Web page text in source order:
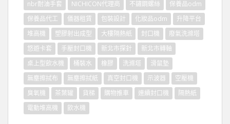
nbr耐油手套
NICHICON代理商 不鏽鋼螺絲
保養品odm
保養品代工
儀器租賃 包裝設計 化妝品odm
升降平台
堆高機
塑膠射出成型 大樓隔熱紙 封口機
廢氣洗滌塔
悠遊卡套
手壓封口機 新北市探針
新北市轉軸
桌上型飲水機
桶裝水 橡膠 洗滌塔
滑鼠墊
無塵擦拭布
無塵擦拭紙 真空封口機 示波器
空壓機
臭氧機
茶葉罐 貨梯 購物推車 連續封口機
隔熱紙
電動堆高機
飲水機